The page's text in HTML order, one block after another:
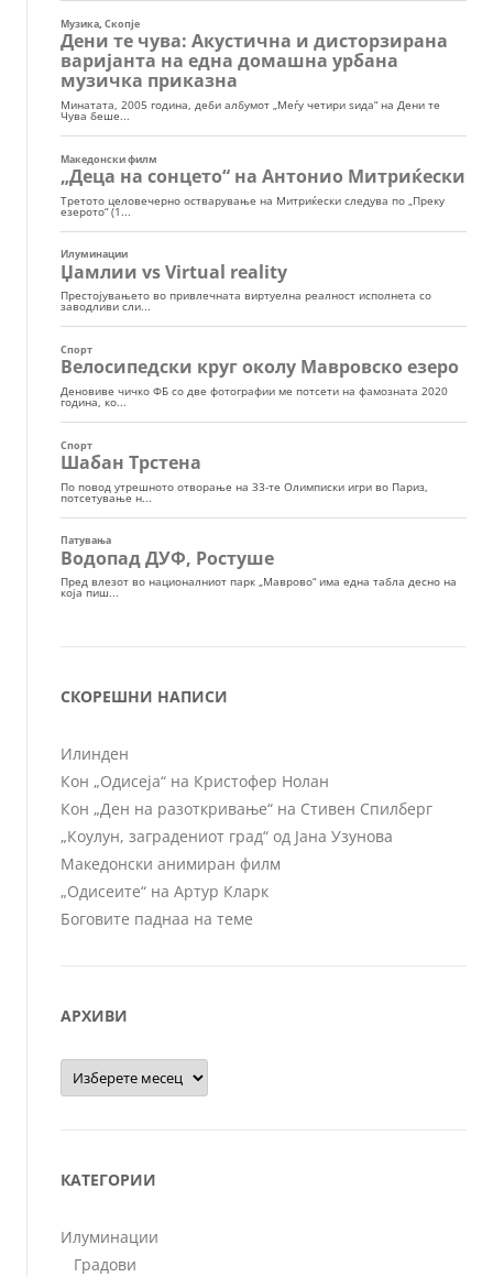
СКОРЕШНИ НАПИСИ
Илинден
Кон „Одисеја“ на Кристофер Нолан
Кон „Ден на разоткривање“ на Стивен Спилберг
„Коулун, заградениот град“ од Јана Узунова
Македонски анимиран филм
„Одисеите“ на Артур Кларк
Боговите паднаа на теме
АРХИВИ
Архиви
КАТЕГОРИИ
Илуминации
Градови